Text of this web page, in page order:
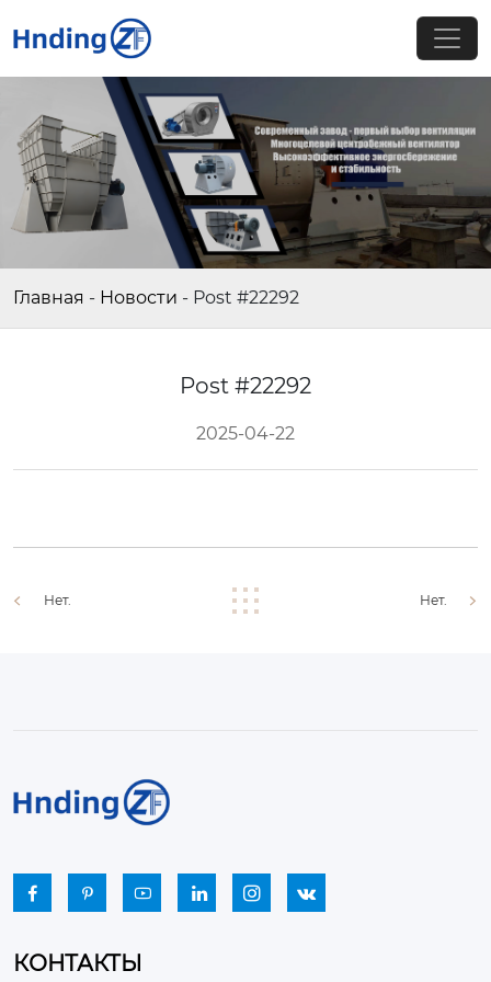
Главная - Новости - Post #22292
Post #22292
2025-04-22
Нет. Нет.
     
КОНТАКТЫ